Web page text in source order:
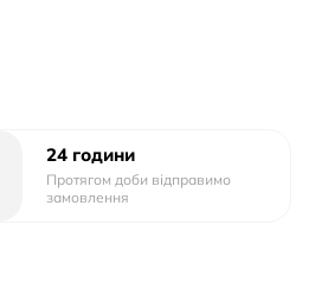
24 години
Протягом доби відправимо
замовлення